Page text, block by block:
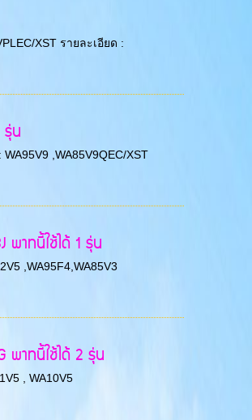
XST รายละเอียด :
น
,WA85V9QEC/XST
าทนี้ใช้ได้ 1 รุ่น
,WA95F4,WA85V3
พาทนี้ใช้ได้ 2 รุ่น
, WA10V5